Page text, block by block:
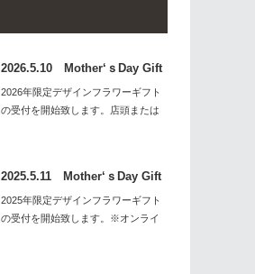
2026.5.10 Mother‘ｓDay Gift
2026年限定デザインフラワーギフト
の受付を開始致します。店頭または
2025.5.11 Mother‘ｓDay Gift
2025年限定デザインフラワーギフト
の受付を開始致します。※オンライ